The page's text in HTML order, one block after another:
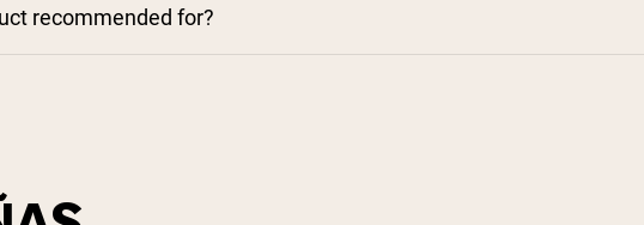
recommended for?